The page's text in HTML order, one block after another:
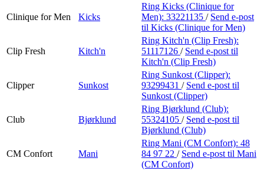
Clinique for Men Kicks
Ring Kicks (Clinique for
Men): 33221135 / Send e-post
til Kicks (Clinique for Men)
Clip Fresh Kitch'n
Ring Kitch'n (Clip Fresh):
51117126 / Send e-post til
Kitch'n (Clip Fresh)
Clipper Sunkost
Ring Sunkost (Clipper):
93299431 / Send e-post til
Sunkost (Clipper)
Club Bjørklund
Ring Bjørklund (Club):
55324105 / Send e-post til
Bjørklund (Club)
CM Confort Mani
Ring Mani (CM Confort): 48
84 97 22 / Send e-post til Mani
(CM Confort)